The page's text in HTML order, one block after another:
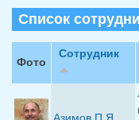
Список
Фото
Сотрудник